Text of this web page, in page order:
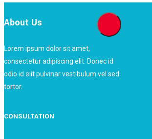
About Us
Lorem ipsum dolor sit amet,
consectetur adipiscing elit. Donec id
odio id elit pulvinar vestibulum vel sed
tortor.
CONSULTATION